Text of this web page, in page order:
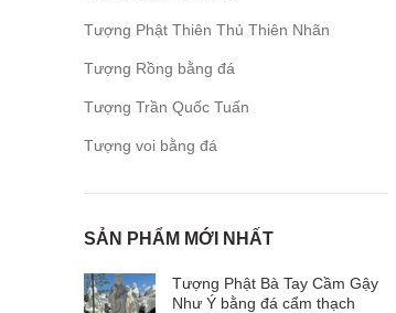
Tượng Phật Thiên Thủ Thiên Nhãn
Tượng Rồng bằng đá
Tượng Trần Quốc Tuấn
Tượng voi bằng đá
SẢN PHẨM MỚI NHẤT
Tượng Phật Bà Tay Cầm Gậy
Như Ý bằng đá cẩm thạch